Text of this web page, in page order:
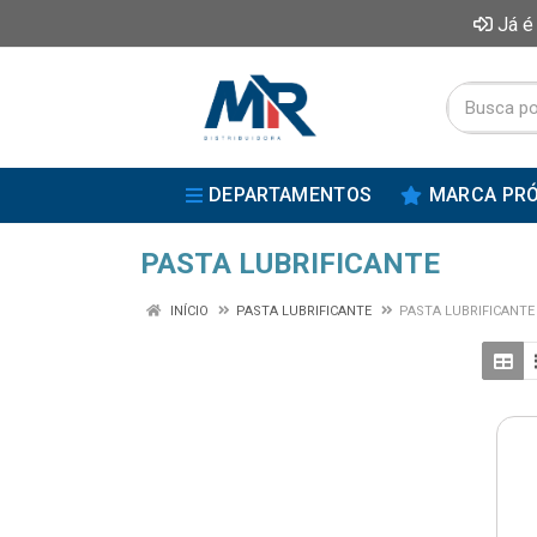
Já
DEPARTAMENTOS MARCA
PASTA LUBRIFICANTE
INÍCIO PASTA LUBRIFICANTE PASTA LUBRIFICANTE